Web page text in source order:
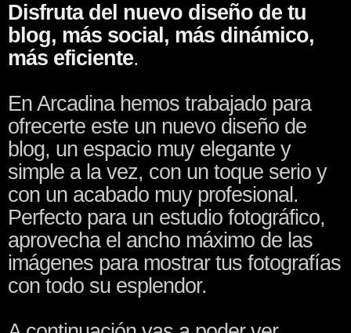
Disfruta del nuevo diseño de tu
blog, más social, más dinámico,
más eficiente.
En Arcadina hemos trabajado para
ofrecerte este un nuevo diseño de
blog, un espacio muy elegante y
simple a la vez, con un toque serio y
con un acabado muy profesional.
Perfecto para un estudio fotográfico,
aprovecha el ancho máximo de las
imágenes para mostrar tus fotografías
con todo su esplendor.